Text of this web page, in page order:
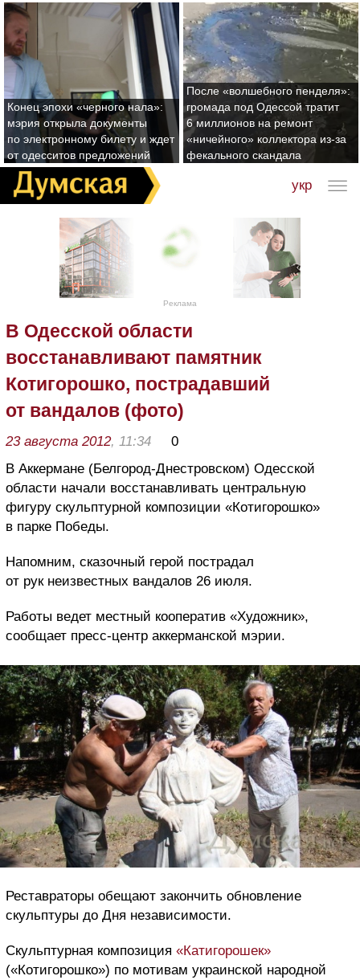
Конец эпохи «черного нала»:
мэрия открыла документы
по электронному билету и ждет
от одесситов предложений
После «волшебного пенделя»:
громада под Одессой тратит
6 миллионов на ремонт
«ничейного» коллектора из-за
фекального скандала
укр
Реклама
В Одесской области
восстанавливают памятник
Котигорошко, пострадавший
от вандалов (фото)
23 августа 2012, 11:34
0
В Аккермане (Белгород-Днестровском) Одесской
области начали восстанавливать центральную
фигуру скульптурной композиции «Котигорошко»
в парке Победы.
Напомним, сказочный герой пострадал
от рук неизвестных вандалов 26 июля.
Работы ведет местный кооператив «Художник»,
сообщает пресс-центр аккерманской мэрии.
Реставраторы обещают закончить обновление
скульптуры до Дня независимости.
Скульптурная композиция «Катигорошек»
(«Котигорошко») по мотивам украинской народной